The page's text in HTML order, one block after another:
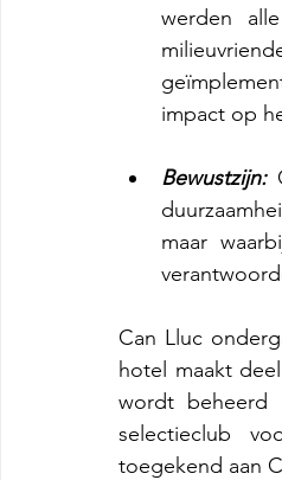
werden
impact op
Bewustzijn:
maar
Can Lluc
hotel maakt
wordt beheerd
selectieclub
toegekend aan